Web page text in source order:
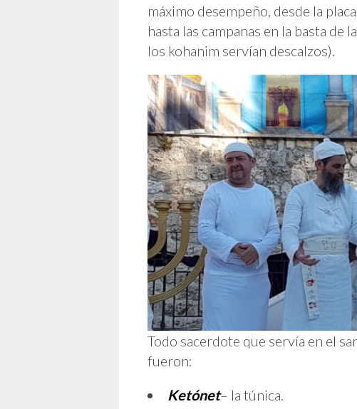
máximo desempeño, desde la
hasta las campanas en la basta de
los kohanim servían descalzos).
Todo sacerdote que servía en el
fueron:
Ketónet– la túnica.